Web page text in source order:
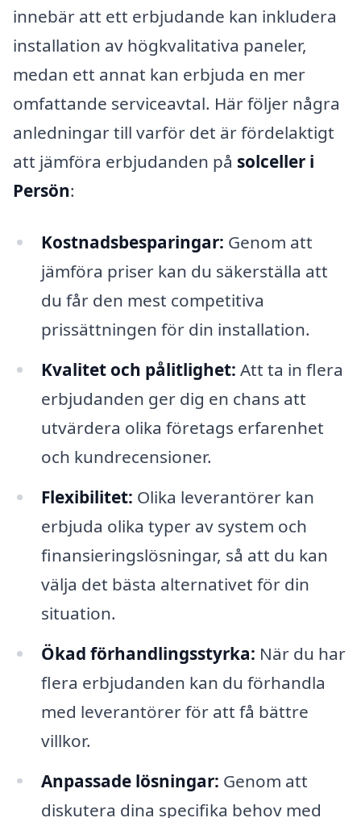
innebär att ett erbjudande kan inkludera
installation av högkvalitativa paneler,
medan ett annat kan erbjuda en mer
omfattande serviceavtal. Här följer några
anledningar till varför det är fördelaktigt
att jämföra erbjudanden på solceller i
Persön:
Kostnadsbesparingar: Genom att
jämföra priser kan du säkerställa att
du får den mest competitiva
prissättningen för din installation.
Kvalitet och pålitlighet: Att ta in flera
erbjudanden ger dig en chans att
utvärdera olika företags erfarenhet
och kundrecensioner.
Flexibilitet: Olika leverantörer kan
erbjuda olika typer av system och
finansieringslösningar, så att du kan
välja det bästa alternativet för din
situation.
Ökad förhandlingsstyrka: När du har
flera erbjudanden kan du förhandla
med leverantörer för att få bättre
villkor.
Anpassade lösningar: Genom att
diskutera dina specifika behov med